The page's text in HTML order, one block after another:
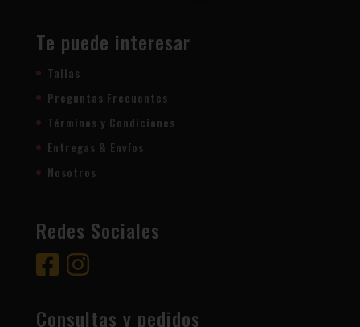
Te puede interesar
Tallas
Preguntas Frecuentes
Términos y Condiciones
Entregas & Envíos
Nosotros
Redes Sociales
Consultas y pedidos